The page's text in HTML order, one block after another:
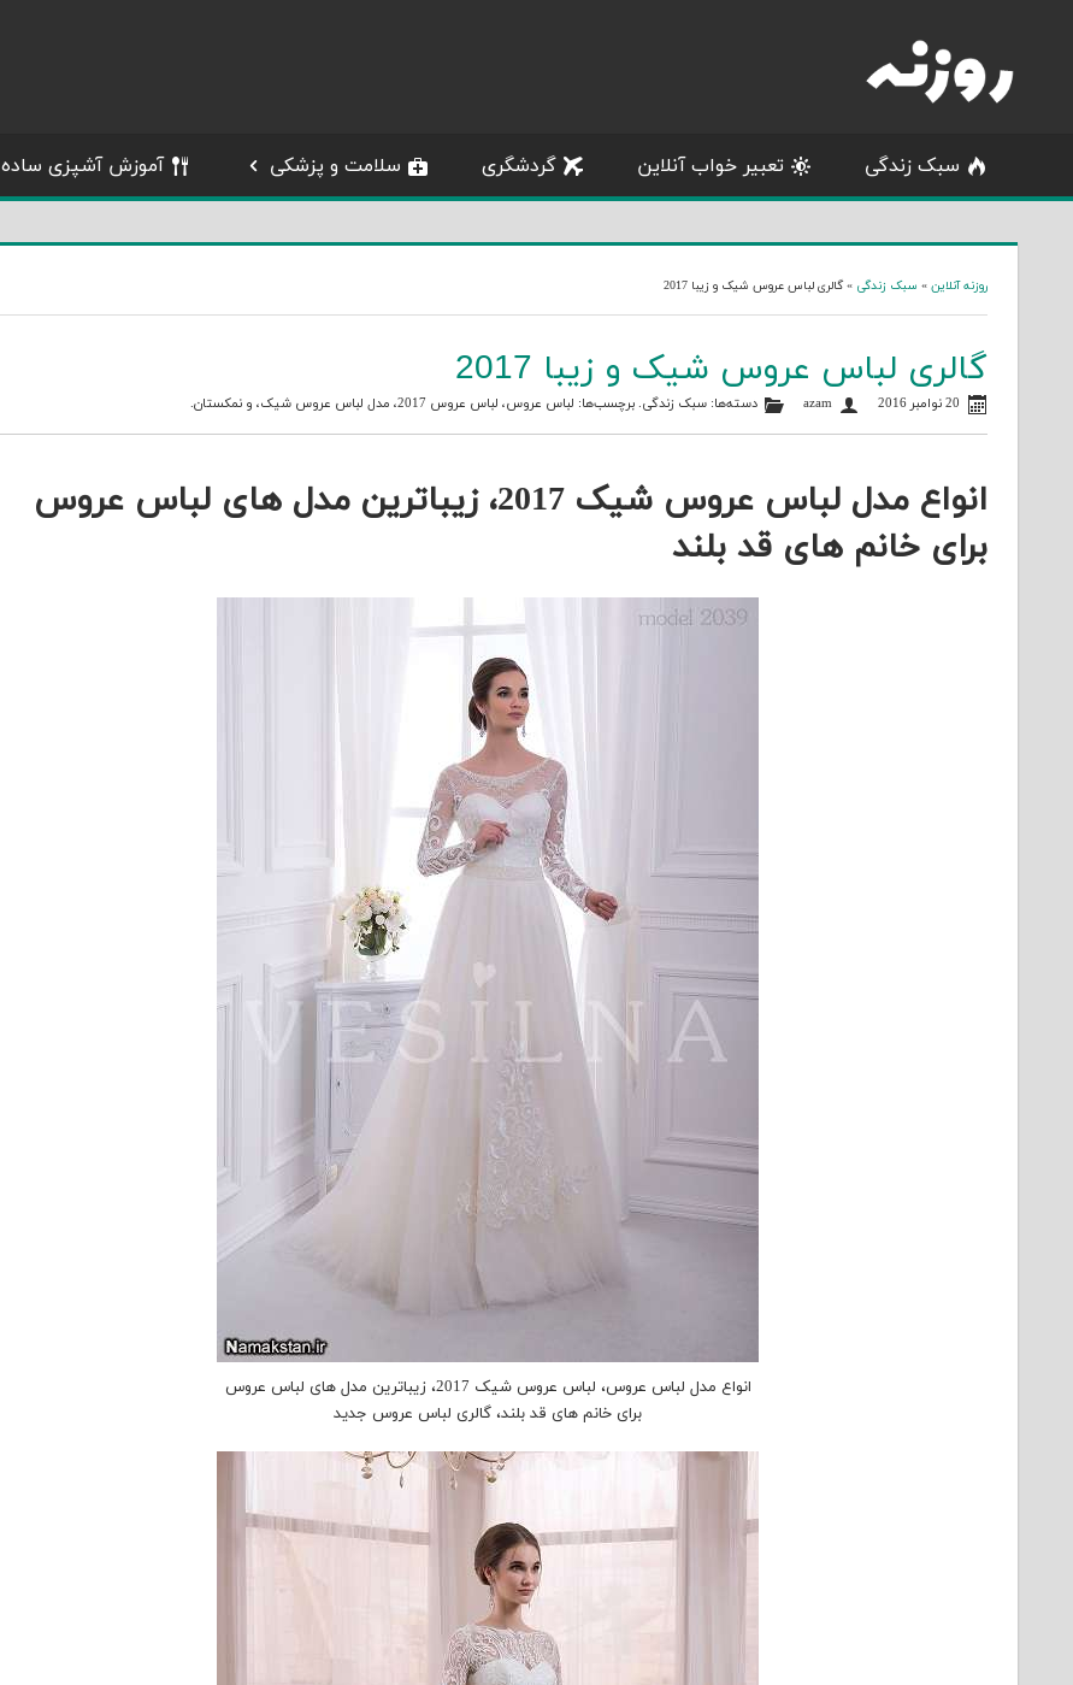
content
سبک زندگی تعبیر خواب آنلاین گردشگری سلامت و پزشکی آموزش آشپزی ساده
روزنه آنلاین » سبک زندگی »گالری لباس عروس شیک و زیبا 2017
گالری لباس عروس شیک و زیبا 2017
20 نوامبر 2016 azam دسته‌ها:سبک زندگی. برچسب‌ها: لباس عروس، لباس عروس 2017 ، مدل لباس عروس شیک، ونمکستان.
انواع مدل لباس عروس شیک 2017، زیباترین مدل های لباس عروس
برای خانم های قد بلند
انواع مدل لباس عروس، لباس عروس شیک 2017، زیباترین مدل های لباس عروس
برای خانم های قد بلند، گالری لباس عروس جدید